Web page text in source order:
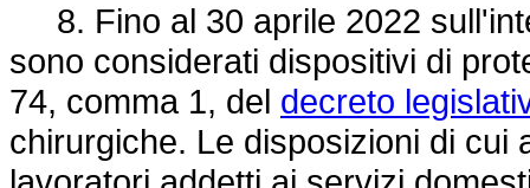
8. Fino al 30 aprile 2022
sono considerati dispositivi di
74, comma 1, del decreto
chirurgiche. Le disposizioni di cui